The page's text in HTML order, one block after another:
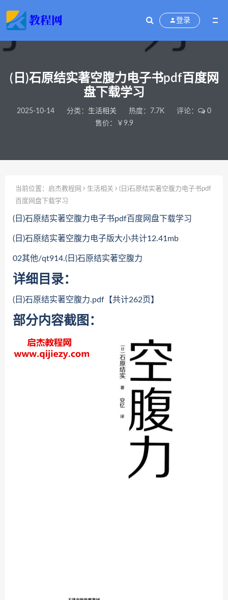
登录
(日)石原结实著空腹力电子书pdf百度网
盘下载学习
2025-10-14 分类： 生活相关 热度：7.7K 评论：
0
售价：￥9.9
当前位置： 启杰教程网 生活相关
(日)石原结实著空腹力电子书pdf
百度网盘下载学习
(日)石原结实著空腹力电子书pdf百度网盘下载学习
(日)石原结实著空腹力电子版大小共计12.41mb
02其他/qt914.(日)石原结实著空腹力
详细目录：
(日)石原结实著空腹力.pdf【共计262页】
部分内容截图：